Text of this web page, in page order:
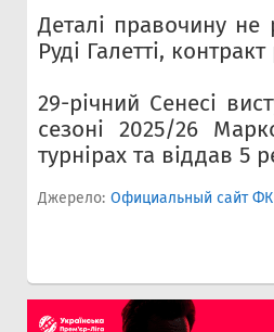
Деталі правочину не
Руді Галетті,
29-річний Сенесі
сезоні 2025/26
турнірах та віддав 5
Джерело: Официальный сайт ФК